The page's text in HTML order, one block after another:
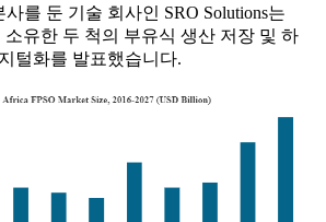
를 둔 기술 회사인 SRO Solutions는
유한 두 척의 부유식 생산 저장 및 하
털화를 발표했습니다.